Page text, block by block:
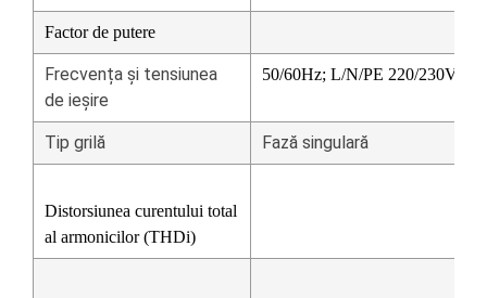
Factor de putere
Frecvența și tensiunea
de ieșire
50/60Hz; L/N/PE 220/230Vac
Tip grilă Fază singulară
Distorsiunea curentului total
al armonicilor (THDi)